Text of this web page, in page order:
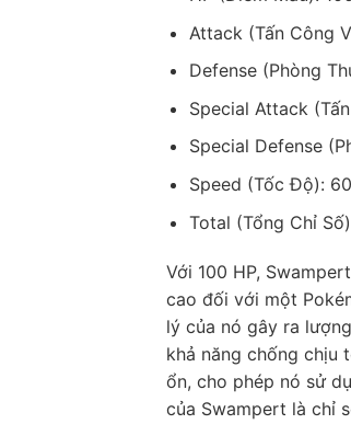
Attack (Tấn Công
Defense (Phòng
Special Attack
Special Defense
Speed (Tốc Độ): 60
Total (Tổng Chỉ
Với 100 HP,
cao đối với một
lý của nó gây ra
khả năng chống chịu
ổn, cho phép nó sử
của Swampert là chỉ